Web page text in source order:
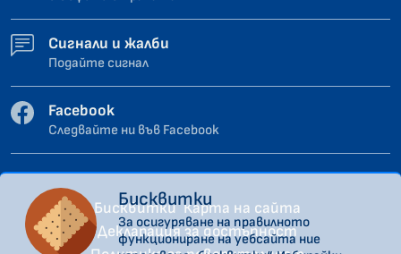
Сигнали и жалби
Подайте сигнал
Facebook
Следвайте ни във Facebook
Бисквитки Карта на сайта
Декларация за достъпност
Бисквитки
За осигуряване на правилното
функциониране на уебсайта ние